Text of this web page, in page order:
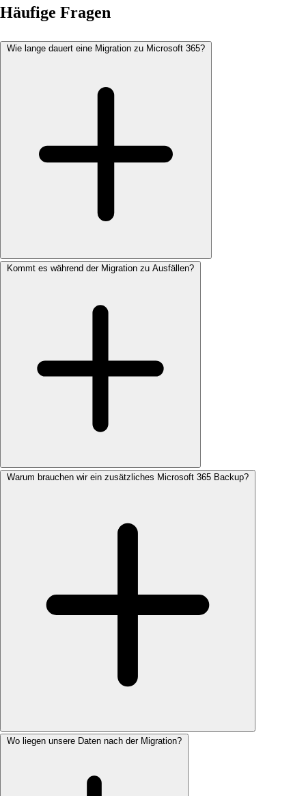
Häufige Fragen
Wie lange dauert eine Migration zu Microsoft 365?
Kommt es während der Migration zu Ausfällen?
Warum brauchen wir ein zusätzliches Microsoft 365 Backup?
Wo liegen unsere Daten nach der Migration?